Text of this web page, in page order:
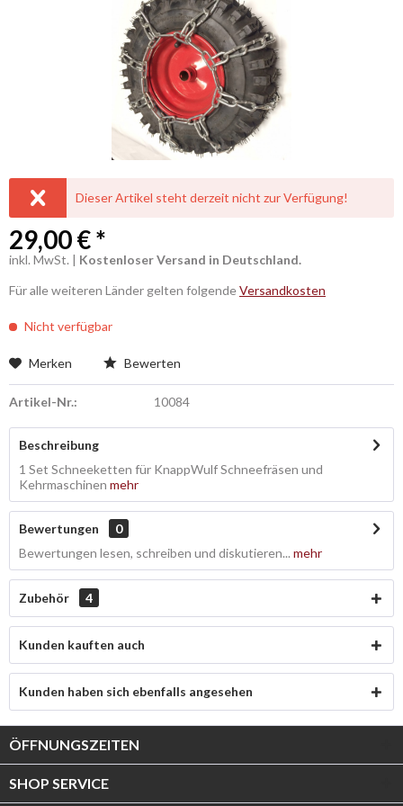
Dieser Artikel steht derzeit nicht zur Verfügung!
29,00 € *
inkl. MwSt. | Kostenloser Versand in Deutschland.
Für alle weiteren Länder gelten folgendeVersandkosten
Nicht verfügbar
Merken Bewerten
Artikel-Nr.: 10084
Beschreibung
1 Set Schneeketten für KnappWulf Schneefräsen und
Kehrmaschinen mehr
Bewertungen
0
Bewertungen lesen, schreiben und diskutieren... mehr
Zubehör 4
Kunden kauften auch
Kunden haben sich ebenfalls angesehen
ÖFFNUNGSZEITEN
SHOP SERVICE